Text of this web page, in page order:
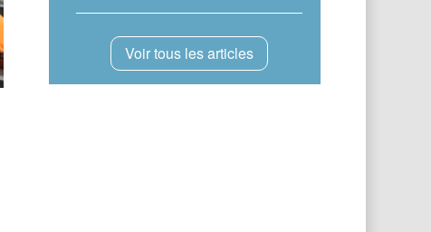
Voir tous les articles